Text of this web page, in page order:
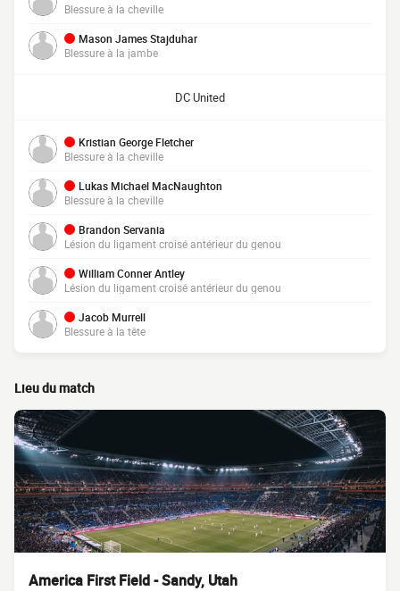
Blessure à la cheville
Mason James Stajduhar
Blessure à la jambe
DC United
Kristian George Fletcher
Blessure à la cheville
Lukas Michael MacNaughton
Blessure à la cheville
Brandon Servania
Lésion du ligament croisé antérieur du genou
William Conner Antley
Lésion du ligament croisé antérieur du genou
Jacob Murrell
Blessure à la tête
Lieu du match
America First Field - Sandy, Utah